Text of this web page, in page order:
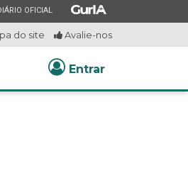
OFICIAL ESTADO
do site Avalie-nos
Entrar